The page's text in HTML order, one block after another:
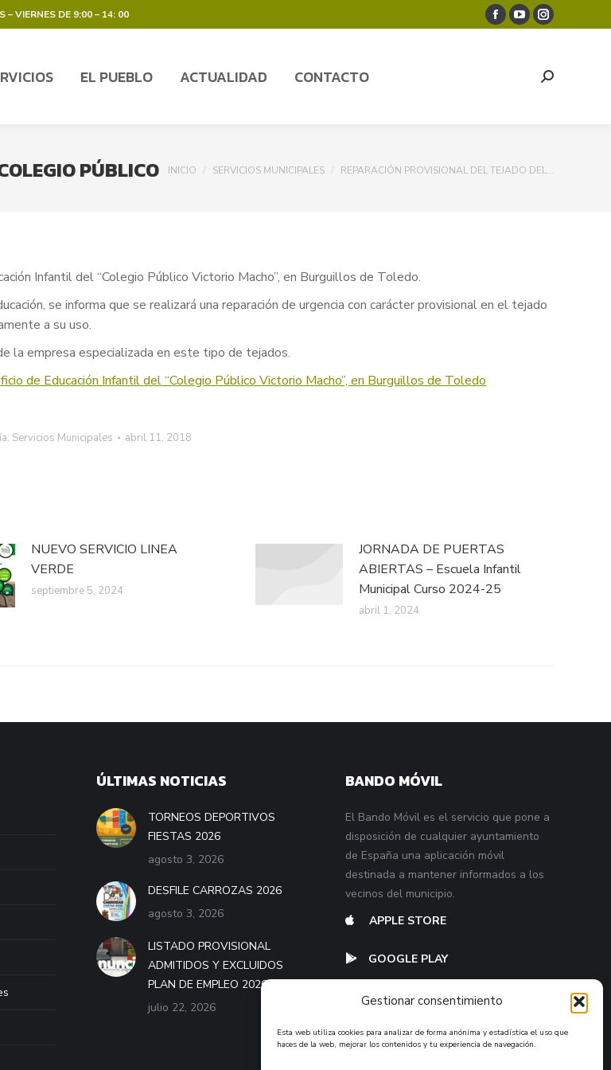
Gestionar consentimiento
Esta web utiliza cookies para analizar de forma anónima y estadística el uso que
haces de la web, mejorar los contenidos y tu experiencia de navegación.
– VIERNES DE 9:00 – 14: 00
Facebook
YouTubeInstagram
in
EL PUEBLO ACTUALIDAD CONTACTO Search:
PÚBLICO You are here:
INICIO SERVICIOS MUNICIPALES REPARACIÓN PROVISIONAL DEL TEJADO DEL…
Infantil del “Colegio Público Victorio Macho”, en Burguillos de Toledo.
se informa que se realizará una reparación de urgencia con carácter provisional en el tejado
a su uso.
la empresa especializada en este tipo de tejados.
de Educación Infantil del “Colegio Público Victorio Macho”, en Burguillos de Toledo
Servicios Municipales abril 11, 2018
NUEVO SERVICIO LINEA
VERDE
septiembre 5, 2024
JORNADA DE PUERTAS
ABIERTAS – Escuela Infantil
Municipal Curso 2024-25
abril 1, 2024
ÚLTIMAS NOTICIAS
TORNEOS DEPORTIVOS
FIESTAS 2026
agosto 3, 2026
DESFILE CARROZAS 2026
agosto 3, 2026
LISTADO PROVISIONAL
ADMITIDOS Y EXCLUIDOS
PLAN DE EMPLEO 2026
julio 22, 2026
BANDO MÓVIL
El Bando Móvil es el servicio que pone a
disposición de cualquier ayuntamiento
de España una aplicación móvil
destinada a mantener informados a los
vecinos del municipio.
APPLE STORE
GOOGLE PLAY
EL PUEBLO ACTUALIDAD CONTACTO